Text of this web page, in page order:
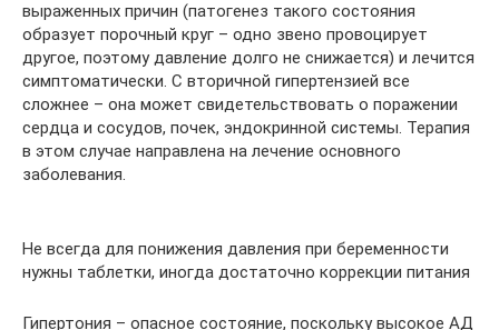
выраженных причин (патогенез такого состояния
образует порочный круг – одно звено провоцирует
другое, поэтому давление долго не снижается) и лечится
симптоматически. С вторичной гипертензией все
сложнее – она может свидетельствовать о поражении
сердца и сосудов, почек, эндокринной системы. Терапия
в этом случае направлена на лечение основного
заболевания.
Не всегда для понижения давления при беременности
нужны таблетки, иногда достаточно коррекции питания
Гипертония – опасное состояние, поскольку высокое АД